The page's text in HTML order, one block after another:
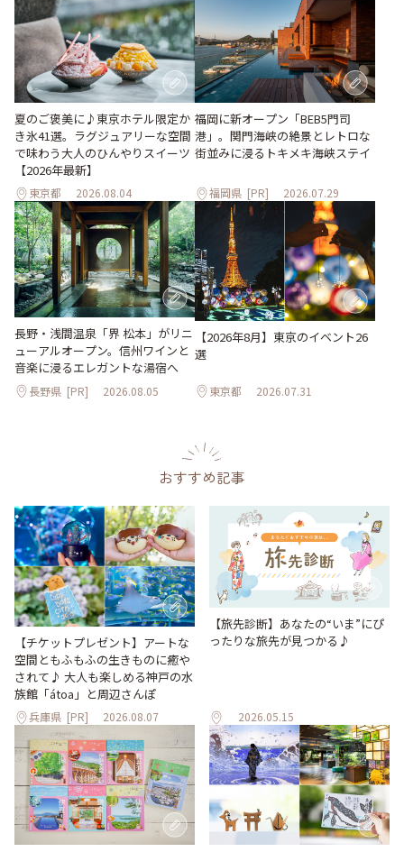
夏のご褒美に♪東京ホテル限定か
き氷41選。ラグジュアリーな空間
で味わう大人のひんやりスイーツ
【2026年最新】
東京都 2026.08.04
福岡に新オープン「BEB5門司
港」。関門海峡の絶景とレトロな
街並みに浸るトキメキ海峡ステイ
福岡県 [PR] 2026.07.29
長野・浅間温泉「界 松本」がリニ
ューアルオープン。信州ワインと
音楽に浸るエレガントな湯宿へ
長野県 [PR] 2026.08.05
【2026年8月】東京のイベント26
選
東京都 2026.07.31
おすすめ記事
【チケットプレゼント】アートな
空間ともふもふの生きものに癒や
されて♪ 大人も楽しめる神戸の水
族館「átoa」と周辺さんぽ
兵庫県 [PR] 2026.08.07
【旅先診断】あなたの“いま”にぴ
ったりな旅先が見つかる♪
2026.05.15